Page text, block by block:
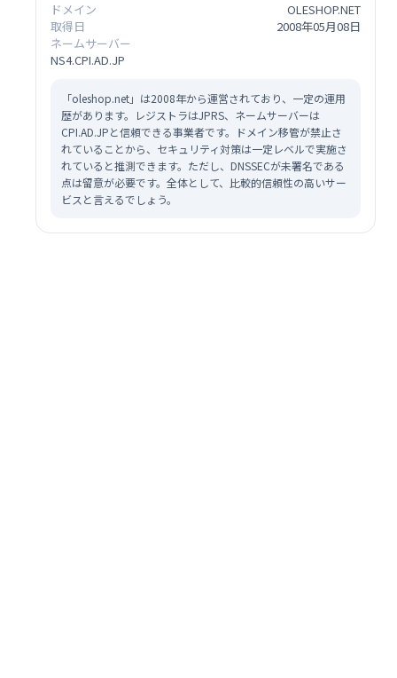
ドメイン
OLESHOP.NET
取得日
2008年05月08日
ネームサーバー
NS4.CPI.AD.JP
「oleshop.net」は2008年から運営されており、一定の運用
歴があります。レジストラはJPRS、ネームサーバーは
CPI.AD.JPと信頼できる事業者です。ドメイン移管が禁止さ
れていることから、セキュリティ対策は一定レベルで実施さ
れていると推測できます。ただし、DNSSECが未署名である
点は留意が必要です。全体として、比較的信頼性の高いサー
ビスと言えるでしょう。